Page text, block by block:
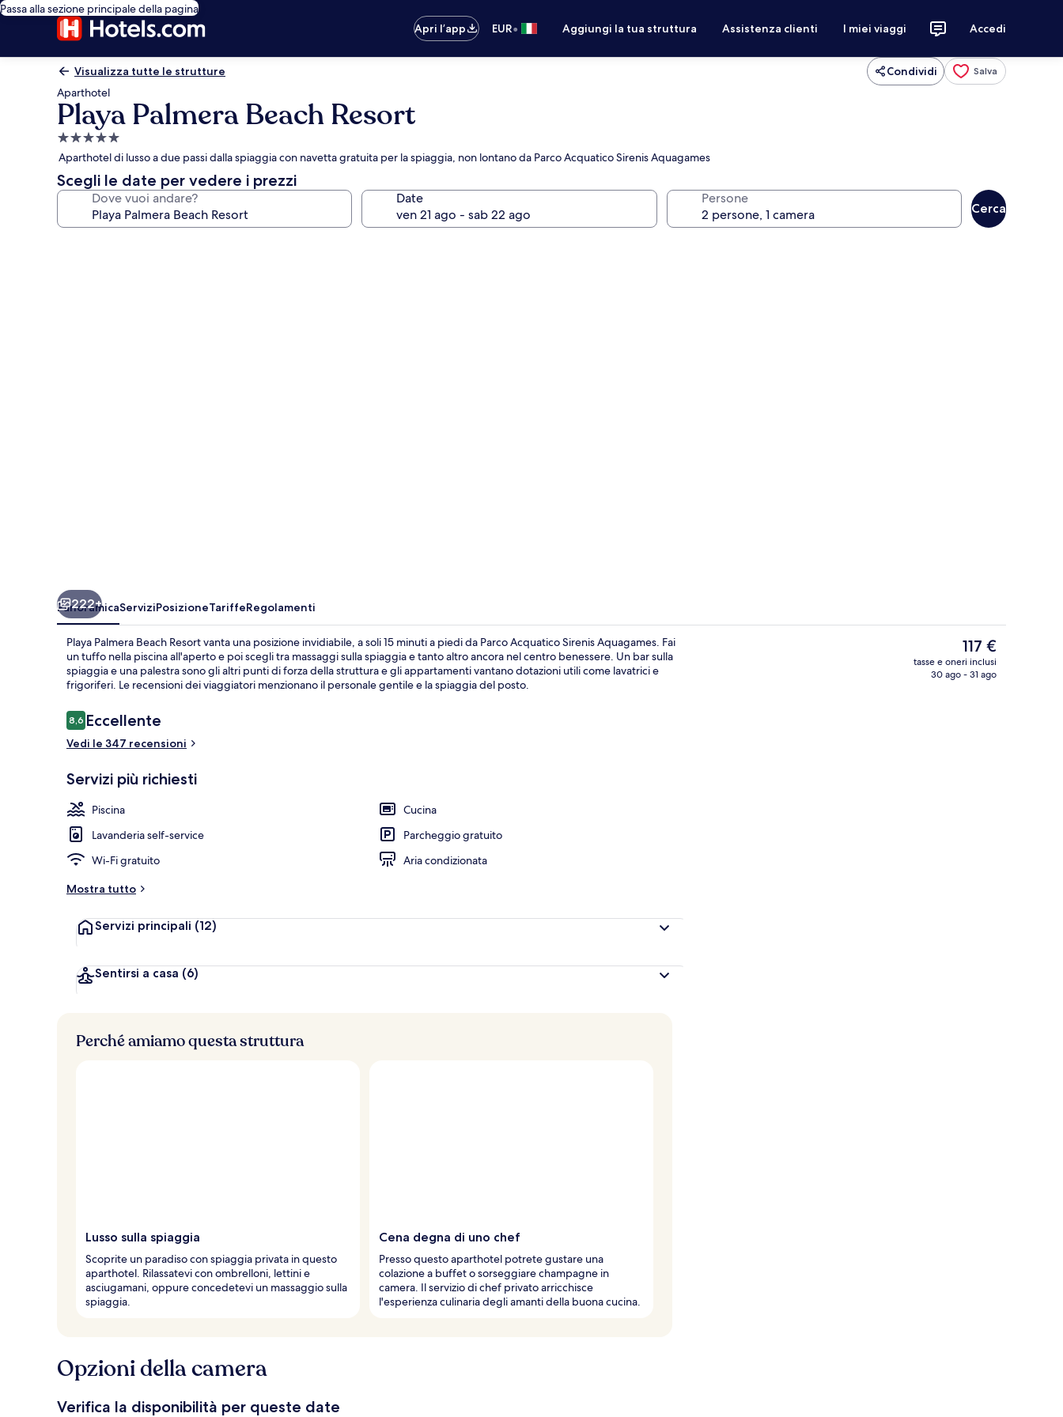
Passa alla sezione principale della pagina
Apri l’app
EUR• Aggiungi la tua struttura Assistenza clienti I miei viaggi Accedi
Visualizza tutte le strutture Condividi Salva
Aparthotel
Playa Palmera Beach Resort
Struttura
a
5.0
stelle
Aparthotel di lusso a due passi dalla spiaggia con navetta gratuita per la spiaggia, non lontano da Parco Acquatico Sirenis Aquagames
Scegli le date per vedere i prezzi
Dove vuoi andare? Date Persone
Cerca
222+
PanoramicaServiziPosizioneTariffeRegolamenti
Playa Palmera Beach Resort vanta una posizione invidiabile, a soli 15 minuti a piedi da Parco Acquatico Sirenis Aquagames. Fai
un tuffo nella piscina all'aperto e poi scegli tra massaggi sulla spiaggia e tanto altro ancora nel centro benessere. Un bar sulla
spiaggia e una palestra sono gli altri punti di forza della struttura e gli appartamenti vantano dotazioni utili come lavatrici e
frigoriferi. Le recensioni dei viaggiatori menzionano il personale gentile e la spiaggia del posto.
Recensioni
8,68,6 su 10
Eccellente
Vedi le 347 recensioni
Servizi più richiesti
Piscina
Cucina
Lavanderia self-service
Parcheggio gratuito
Wi-Fi gratuito
Aria condizionata
Mostra tutto
Servizi principali (12)
Sentirsi a casa (6)
Il
prezzo
attuale
117 €
tasse e oneri inclusi
30 ago - 31 ago
Perché amiamo questa struttura
Lusso sulla spiaggia
Scoprite un paradiso con spiaggia privata in questo
aparthotel. Rilassatevi con ombrelloni, lettini e
asciugamani, oppure concedetevi un massaggio sulla
spiaggia.
Cena degna di uno chef
Presso questo aparthotel potrete gustare una
colazione a buffet o sorseggiare champagne in
camera. Il servizio di chef privato arricchisce
l'esperienza culinaria degli amanti della buona cucina.
Opzioni della camera
Verifica la disponibilità per queste date